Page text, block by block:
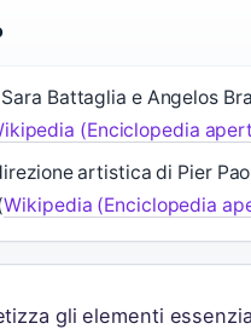
Battaglia e Angelos
(Enciclopedia
artistica di Pier
Wikipedia (Enciclopedia
gli elementi